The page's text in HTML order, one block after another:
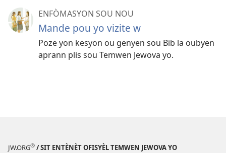
ENFÒMASYON SOU NOU
Mande pou yo vizite w
Poze yon kesyon ou genyen sou Bib la oubyen
aprann plis sou Temwen Jewova yo.
JW.ORG® / SIT ENTÈNÈT OFISYÈL TEMWEN JEWOVA YO